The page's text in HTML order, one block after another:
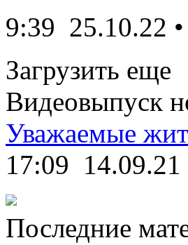
9:39 25.10.22
Загрузить еще
Видеовыпуск
Уважаемые
17:09 14.09.21
Последние